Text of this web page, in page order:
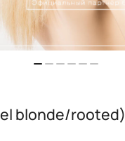
blonde/rooted)